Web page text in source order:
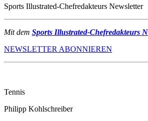
Sports Illustrated-Chefredakteurs Newsletter
Mit dem Sports Illustrated-Chefredakteurs
NEWSLETTER ABONNIEREN
Tennis
Philipp Kohlschreiber